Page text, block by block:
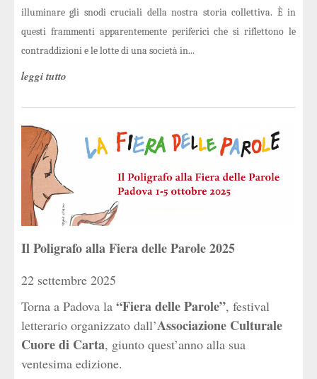
illuminare gli snodi cruciali della nostra storia collettiva. È in
questi frammenti apparentemente periferici che si riflettono le
contraddizioni e le lotte di una società in...
leggi tutto
Il Poligrafo alla Fiera delle Parole 2025
22 settembre 2025
Torna a Padova la “Fiera delle Parole”, festival
letterario organizzato dall’Associazione Culturale
Cuore di Carta, giunto quest’anno alla sua
ventesima edizione.